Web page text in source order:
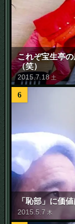
これぞ宝生亭
（笑）
2015.7. 18 土
6
「恥部」に価
2015 5 .7 木